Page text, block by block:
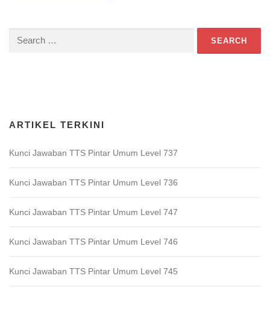
Search
ARTIKEL TERKINI
Kunci Jawaban TTS Pintar Umum Level 737
Kunci Jawaban TTS Pintar Umum Level 736
Kunci Jawaban TTS Pintar Umum Level 747
Kunci Jawaban TTS Pintar Umum Level 746
Kunci Jawaban TTS Pintar Umum Level 745